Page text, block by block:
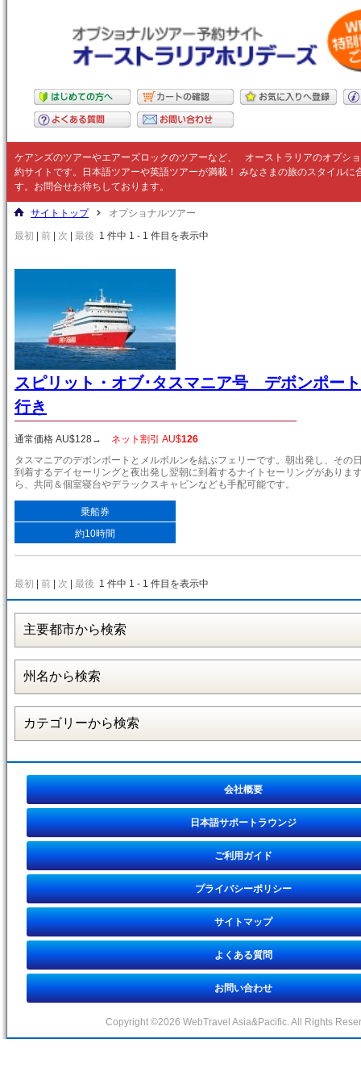
ケアンズのツアーやエアーズロックのツアーなど、 オーストラリアのオプシ
約サイトです。日本語ツアーや英語ツアーが満載！ みなさまの旅のスタイルに
す。お問合せお待ちしております。
サイトトップ
オプショナルツアー
最初
前 次 最後 1 件中 1 - 1 件目を表示中
スピリット・オブ･タスマニア号 デボンポー
行き
通常価格 AU$128→ ネット割引 AU$126
タスマニアのデボンポートとメルボルンを結ぶフェリーです。朝出発し、その
到着するデイセーリングと夜出発し翌朝に到着するナイトセーリングがありま
ら、共同＆個室寝台やデラックスキャビンなども手配可能です。
乗船券
約10時間
最初 前 次 最後 1 件中 1 - 1 件目を表示中
会社概要
日本語サポートラウンジ
ご利用ガイド
プライバシーポリシー
サイトマップ
よくある質問
お問い合わせ
Copyright ©2026 WebTravel Asia&Pacific. All Rights